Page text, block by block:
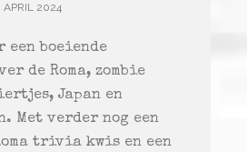
APRIL 2024
een boeiende
de Roma, zombie
Japan en
Met verder nog een
trivia kwis en een